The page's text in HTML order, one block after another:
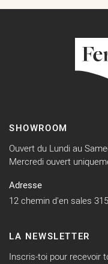
SHOWROOM
Ouvert du Lundi au
Mercredi ouvert
Adresse
12 chemin d'en sales
LA NEWSLETTER
Inscris-toi pour recevoir